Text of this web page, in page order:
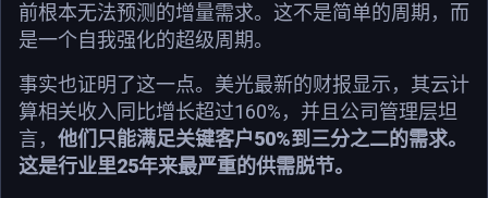
前根本无法预测的增量需求。这不是简单的周期，而
是一个自我强化的超级周期。
事实也证明了这一点。美光最新的财报显示，其云计
算相关收入同比增长超过160%，并且公司管理层坦
言， 他们只能满足关键客户50%到三分之二的需求。
这是行业里25年来最严重的供需脱节。